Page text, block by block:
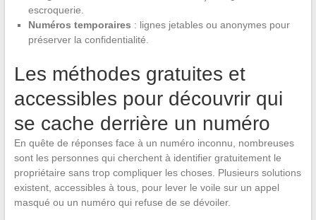
escroquerie.
Numéros temporaires : lignes jetables ou anonymes pour
préserver la confidentialité.
Les méthodes gratuites et
accessibles pour découvrir qui
se cache derrière un numéro
En quête de réponses face à un numéro inconnu, nombreuses
sont les personnes qui cherchent à identifier gratuitement le
propriétaire sans trop compliquer les choses. Plusieurs solutions
existent, accessibles à tous, pour lever le voile sur un appel
masqué ou un numéro qui refuse de se dévoiler.